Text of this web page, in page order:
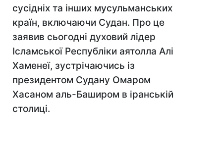
сусідніх та інших мусульманських
країн, включаючи Судан. Про це
заявив сьогодні духовий лідер
Ісламської Республіки аятолла Алі
Хаменеї, зустрічаючись із
президентом Судану Омаром
Хасаном аль-Баширом в іранській
столиці.